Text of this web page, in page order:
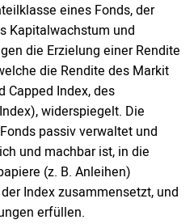
eines Fonds, der
Kapitalwachstum und
die Erzielung einer Rendite
die Rendite des Markit
Capped Index, des
widerspiegelt. Die
passiv verwaltet und
und machbar ist, in die
(z. B. Anleihen)
Index zusammensetzt, und
erfüllen.